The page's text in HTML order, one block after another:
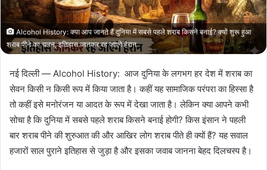
Alcohol History: क्या आप जानते हैं दुनिया में सबसे पहले शराब किसने बनाई? क्यों शुरू हुआ
शराब पीने का चलन, इतिहास जानकर रह जाएंगे हैरान
नई दिल्ली — Alcohol History: आज दुनिया के लगभग हर देश में शराब का
सेवन किसी न किसी रूप में किया जाता है। कहीं यह सामाजिक परंपरा का हिस्सा है
तो कहीं इसे मनोरंजन या आदत के रूप में देखा जाता है। लेकिन क्या आपने कभी
सोचा है कि दुनिया में सबसे पहले शराब किसने बनाई होगी? किस इंसान ने पहली
बार शराब पीने की शुरुआत की और आखिर लोग शराब पीते ही क्यों हैं? यह सवाल
हजारों साल पुराने इतिहास से जुड़ा है और इसका जवाब जानना बेहद दिलचस्प है।